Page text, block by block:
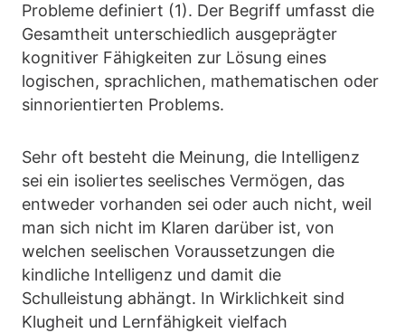
Probleme definiert (1). Der Begriff umfasst die
Gesamtheit unterschiedlich ausgeprägter
kognitiver Fähigkeiten zur Lösung eines
logischen, sprachlichen, mathematischen oder
sinnorientierten Problems.
Sehr oft besteht die Meinung, die Intelligenz
sei ein isoliertes seelisches Vermögen, das
entweder vorhanden sei oder auch nicht, weil
man sich nicht im Klaren darüber ist, von
welchen seelischen Voraussetzungen die
kindliche Intelligenz und damit die
Schulleistung abhängt. In Wirklichkeit sind
Klugheit und Lernfähigkeit vielfach